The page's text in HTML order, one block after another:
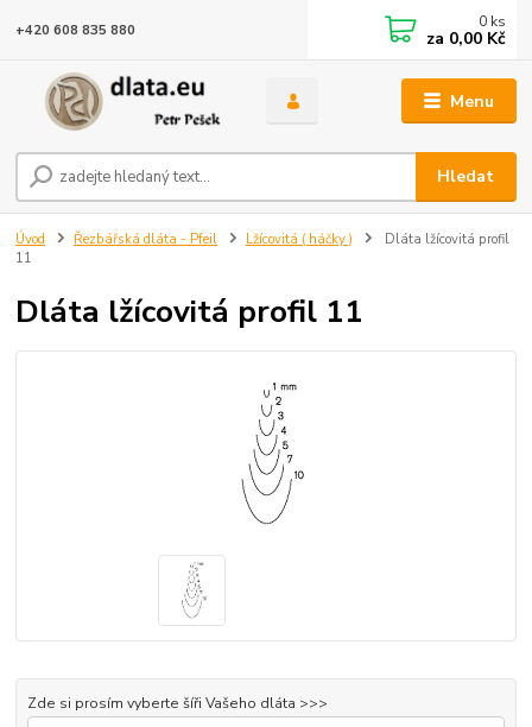
Menu
Hledat
+420 608 835 880 0 ks
za 0,00 Kč
Úvod Řezbářská dláta - Pfeil Lžícovitá ( háčky )
Dláta lžícovitá profil
11
Dláta lžícovitá profil 11
Zde si prosím vyberte šíři Vašeho dláta >>>